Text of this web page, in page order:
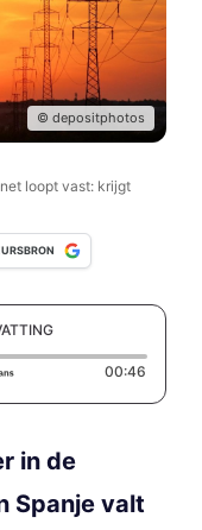
© depositphotos
loopt vast: krijgt
00:46
in de
Spanje valt